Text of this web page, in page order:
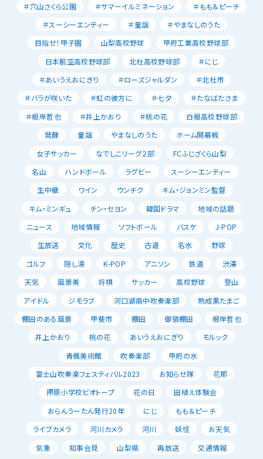
＃穴山さくら公園
＃サマーイルミネーション
＃もも＆ピーチ
＃スーシーエンティー
＃童謡
＃やまなしのうた
目指せ！甲子園
山梨高校野球
甲府工業高校野球部
日本航空高校野球部
北杜高校野球部
＃にじ
＃あいうえおにぎり
＃ローズジャルダン
＃北杜市
＃バラが咲いた
＃虹の彼方に ＃七夕
＃たなばたさま
＃根岸哲也
＃井上かおり ＃桃の花
白根高校野球部
発酵
童謡 やまなしのうた
ホーム開幕戦
女子サッカー
なでしこリーグ２部
FCふじざくら山梨
名山
ハンドボール ラグビー
スーシーエンティー
生中継
ワイン ウンチク
キム・ジョンミン監督
キム・ミンギュ
チン・セヨン 韓国ドラマ
地域の話題
ニュース
地域情報 ソフトボール バスケ
J-POP
生放送
文化 歴史 古道 名水
野球
ゴルフ
隠し湯 K-POP アニソン 鉄道
渋滞
天気
風景美 将棋 サッカー 高校野球
登山
アイドル
ジモラブ 河口湖南中吹奏楽部
熟成黒たまご
棚田のある風景
甲斐市 棚田 御領棚田
根岸哲也
井上かおり
桃の花 あいうえおにぎり
モルック
青楓美術館
吹奏楽部
甲府の水
富士山吹奏楽フェスティバル2023
お知らせ隊
花耶
押原小学校ビオトープ
花の日
田植え体験会
おらんうーたん発行20年
にじ
もも＆ピーチ
ライブカメラ
河川カメラ 河川 妖怪
お天気
気象
知事会見 山梨県 再放送
交通情報